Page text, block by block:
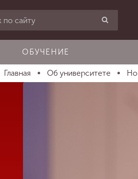
ОБУЧЕНИЕ
Главная Об университете